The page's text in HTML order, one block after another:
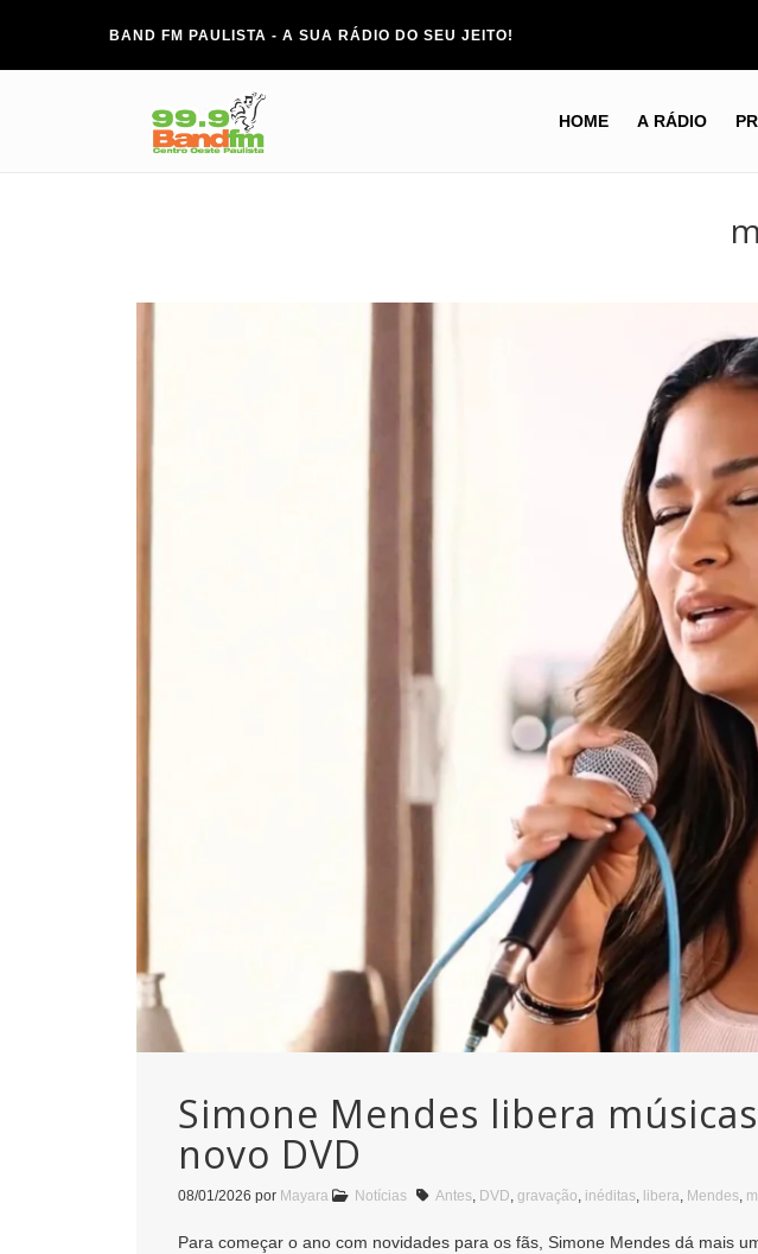
BAND FM PAULISTA - A SUA RÁDIO DO SEU JEITO!
HOME A RÁDIO
Simone Mendes libera
novo DVD
08/01/2026 por Mayara Notícias Antes, DVD, gravação, inéditas, libera, Mendes,
Para começar o ano com novidades para os fãs, Simone Mendes dá mais